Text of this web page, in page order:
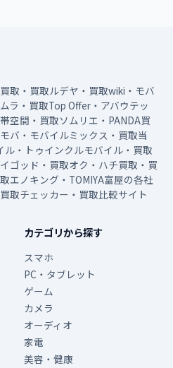
取・買取ルデヤ・買取wiki・モバ
ラ・買取Top Offer・アバウテッ
空間・買取ソムリエ・PANDA買
バ・モバイルミックス・買取当
ル・トゥインクルモバイル・買取
ゴッド・買取オク・ハチ買取・買
エノキング・TOMIYA富屋の各社
取チェッカー・買取比較サイト
カテゴリから探す
スマホ
PC・タブレット
ゲーム
カメラ
オーディオ
家電
美容・健康